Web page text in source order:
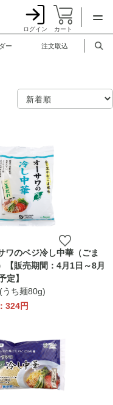
ログイン カート
ー 注文取込
ワのベジ冷し中華（ごま
【販売期間：4月1日～8月
定】
うち麺80g)
324円